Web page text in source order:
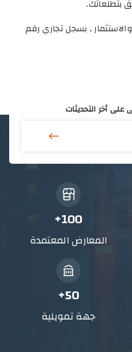
بتطلعاتك.
, بسجل تجاري رقم
على أخر التحديثات
100+
المعارض المعتمدة
50+
جهة تمويلية